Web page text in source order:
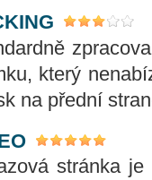
který
na přední
stránka